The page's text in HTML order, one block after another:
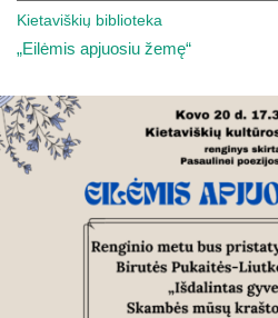
Kietaviškių biblioteka
„Eilėmis apjuosiu žemę“